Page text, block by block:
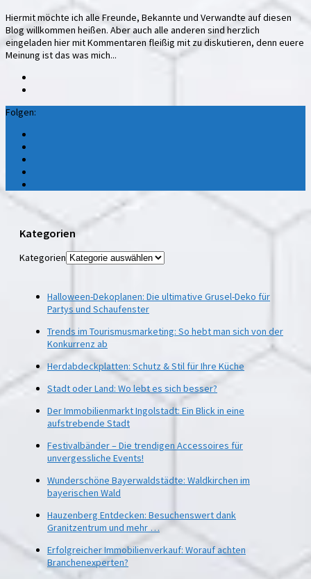
Hiermit möchte ich alle Freunde, Bekannte und Verwandte auf diesen
Blog willkommen heißen. Aber auch alle anderen sind herzlich
eingeladen hier mit Kommentaren fleißig mit zu diskutieren, denn euere
Meinung ist das was mich...
Folgen:
Kategorien
Kategorien
Halloween-Dekoplanen: Die ultimative Grusel-Deko für
Partys und Schaufenster
Trends im Tourismusmarketing: So hebt man sich von der
Konkurrenz ab
Herdabdeckplatten: Schutz & Stil für Ihre Küche
Stadt oder Land: Wo lebt es sich besser?
Der Immobilienmarkt Ingolstadt: Ein Blick in eine
aufstrebende Stadt
Festivalbänder – Die trendigen Accessoires für
unvergessliche Events!
Wunderschöne Bayerwaldstädte: Waldkirchen im
bayerischen Wald
Hauzenberg Entdecken: Besuchenswert dank
Granitzentrum und mehr …
Erfolgreicher Immobilienverkauf: Worauf achten
Branchenexperten?